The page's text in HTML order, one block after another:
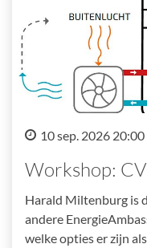
10 sep. 2026
Workshop:
Harald Miltenburg is
andere
welke opties er zijn